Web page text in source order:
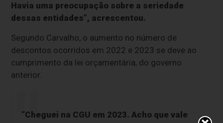
Havia uma preocupação sobre a seriedade
dessas entidades”, acrescentou.
Segundo Carvalho, o aumento no número de
descontos ocorridos em 2022 e 2023 se deve ao
cumprimento da lei orçamentária, do governo
anterior.
“Cheguei na CGU em 2023. Acho que vale